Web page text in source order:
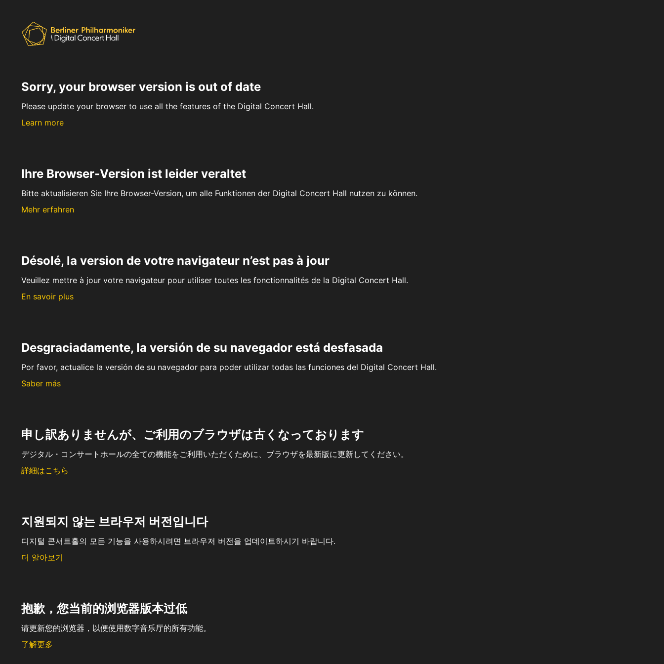
Sorry, your browser version is out of date
Please update your browser to use all the features of the Digital Concert Hall.
Learn more
Ihre Browser-Version ist leider veraltet
Bitte aktualisieren Sie Ihre Browser-Version, um alle Funktionen der Digital Concert Hall nutzen zu können.
Mehr erfahren
Désolé, la version de votre navigateur n’est pas à jour
Veuillez mettre à jour votre navigateur pour utiliser toutes les fonctionnalités de la Digital Concert Hall.
En savoir plus
Desgraciadamente, la versión de su navegador está desfasada
Por favor, actualice la versión de su navegador para poder utilizar todas las funciones del Digital Concert Hall.
Saber más
申し訳ありませんが、ご利用のブラウザは古くなっております
デジタル・コンサートホールの全ての機能をご利用いただくために、ブラウザを最新版に更新してください。
詳細はこちら
지원되지 않는 브라우저 버전입니다
디지털 콘서트홀의 모든 기능을 사용하시려면 브라우저 버전을 업데이트하시기 바랍니다.
더 알아보기
抱歉，您当前的浏览器版本过低
请更新您的浏览器，以便使用数字音乐厅的所有功能。
了解更多